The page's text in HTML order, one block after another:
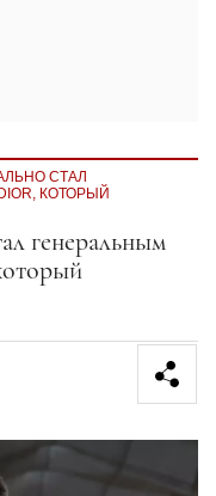
СТАЛ
КОТОРЫЙ
генеральным